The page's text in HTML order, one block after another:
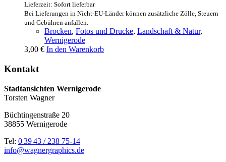
Lieferzeit: Sofort lieferbar
Bei Lieferungen in Nicht-EU-Länder können zusätzliche Zölle, Steuern
und Gebühren anfallen.
Brocken, Fotos und Drucke, Landschaft & Natur,
Wernigerode
3,00 € In den Warenkorb
Kontakt
Stadtansichten Wernigerode
Torsten Wagner
Büchtingenstraße 20
38855 Wernigerode
Tel: 0 39 43 / 238 75-14
info@wagnergraphics.de